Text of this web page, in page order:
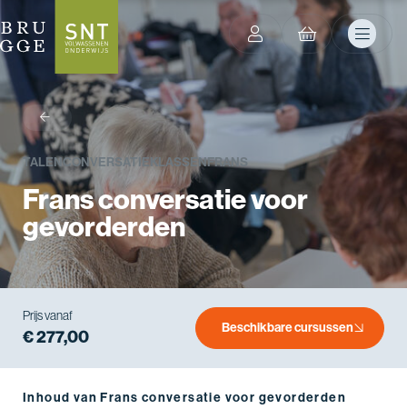
Prijs vanaf
€ 277,00 Beschikbare cursussen
terug
TALENCONVERSATIEKLASSENFRANS
Frans conversatie voor
gevorderden
Inhoud van Frans conversatie voor gevorderden